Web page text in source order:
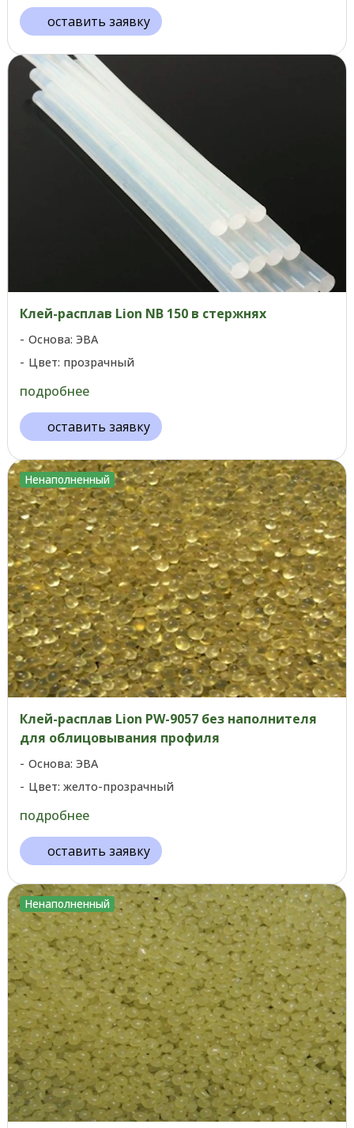
оставить заявку
Клей-расплав Lion NB 150 в стержнях
Основа: ЭВА
Цвет: прозрачный
подробнее
оставить заявку
Ненаполненный
Клей-расплав Lion PW-9057 без наполнителя
для облицовывания профиля
Основа: ЭВА
Цвет: желто-прозрачный
подробнее
оставить заявку
Ненаполненный